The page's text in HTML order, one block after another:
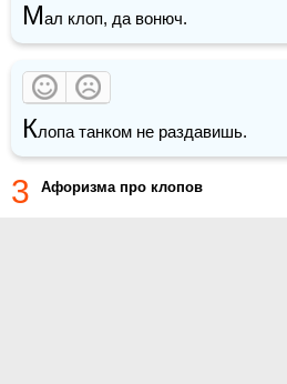
Мал клоп, да вонюч.
Клопа танком не раздавишь.
3 Афоризма про клопов